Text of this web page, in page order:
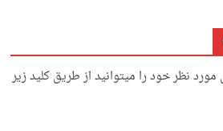
مورد نظر خود را میتوانید از طریق کلید زیر